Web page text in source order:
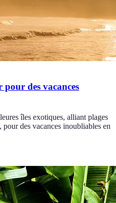
pour des vacances
îles exotiques, alliant plages
pour des vacances inoubliables en